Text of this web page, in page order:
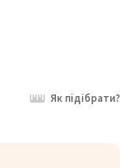
Як підібрати?